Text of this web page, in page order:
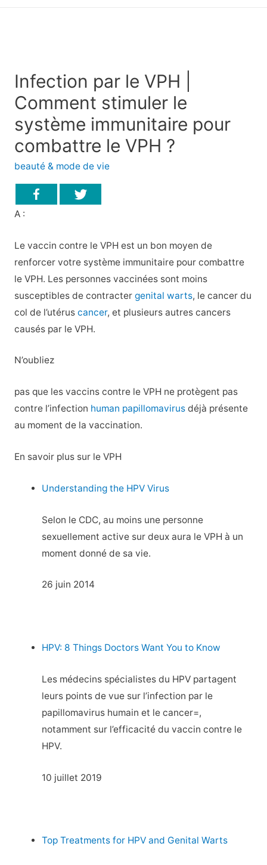
Infection par le VPH |
Comment stimuler le
système immunitaire pour
combattre le VPH ?
beauté & mode de vie
A :
Le vaccin contre le VPH est un bon moyen de
renforcer votre système immunitaire pour combattre
le VPH. Les personnes vaccinées sont moins
susceptibles de contracter genital warts, le cancer du
col de l’utérus cancer, et plusieurs autres cancers
causés par le VPH.
N’oubliez
pas que les vaccins contre le VPH ne protègent pas
contre l’infection human papillomavirusdéjà présente
au moment de la vaccination.
En savoir plus sur le VPH
Understanding the HPV Virus
Selon le CDC, au moins une personne
sexuellement active sur deux aura le VPH à un
moment donné de sa vie.
26 juin 2014
HPV: 8 Things Doctors Want You to Know
Les médecins spécialistes du HPV partagent
leurs points de vue sur l’infection par le
papillomavirus humain et le cancer=,
notamment sur l’efficacité du vaccin contre le
HPV.
10 juillet 2019
Top Treatments for HPV and Genital Warts